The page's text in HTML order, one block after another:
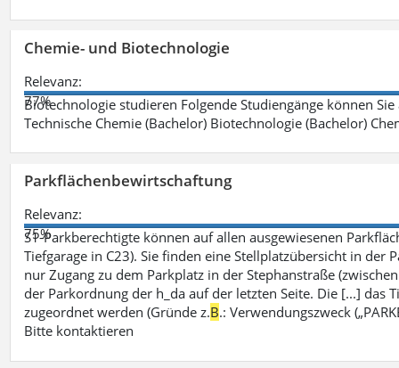
Chemie- und Biotechnologie
Relevanz:
77%
Biotechnologie studieren Folgende Studiengänge können
Technische Chemie (Bachelor) Biotechnologie (Bachelor)
Parkflächenbewirtschaftung
Relevanz:
75%
S1-Parkberechtigte können auf allen ausgewiesenen
Tiefgarage in C23). Sie finden eine Stellplatzübersicht in
nur Zugang zu dem Parkplatz in der Stephanstraße
der Parkordnung der h_da auf der letzten Seite. Die [...]
zugeordnet werden (Gründe z.B.: Verwendungszweck
Bitte kontaktieren